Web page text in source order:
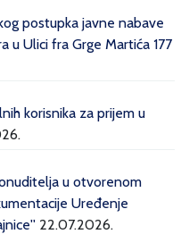
postupka javne nabave
u Ulici fra Grge Martića 177
korisnika za prijem u
u otvorenom
Uređenje
22.07.2026.